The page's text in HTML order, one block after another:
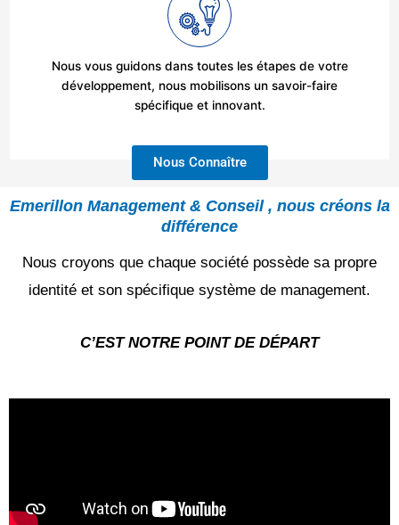
Nous vous guidons dans toutes les étapes de votre
développement, nous mobilisons un savoir-faire
spécifique et innovant.
Nous Connaître
Emerillon Management & Conseil , nous créons la
différence
Nous croyons que chaque société possède sa propre
identité et son spécifique système de management.
C’EST NOTRE POINT DE DÉPART